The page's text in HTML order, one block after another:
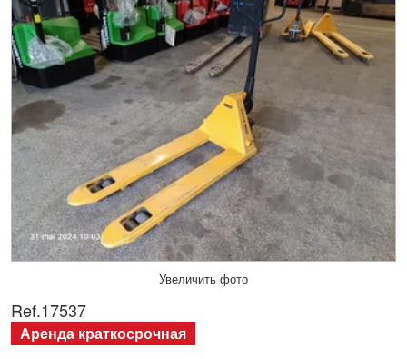
Увеличить фото
Ref.17537
Аренда краткосрочная